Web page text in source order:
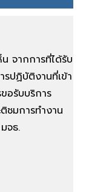
จากการที่ได้รับ
ปฏิบัติงานที่เข้า
อรับบริการ
ชมการทำงาน
จธ.